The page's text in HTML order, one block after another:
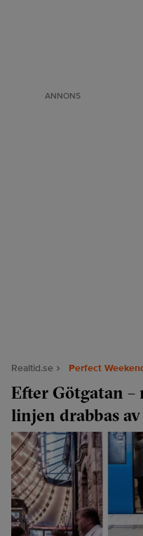
ANNONS
Realtid.se Perfect
Efter Götgatan –
linjen drabbas